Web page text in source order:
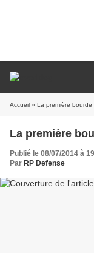
Accueil » La première bourde
La première
Publié le 08/07/2014 à
Par RP Defense